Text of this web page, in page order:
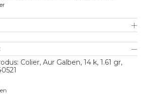
Colier, Aur Galben, 14 k, 1.61 gr,